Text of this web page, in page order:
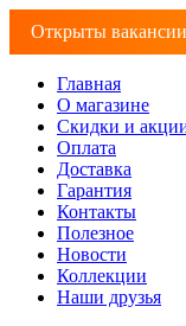
Открыты
Главная
О магазине
Скидки и
Оплата
Доставка
Гарантия
Контакты
Полезное
Новости
Коллекции
Наши друзья